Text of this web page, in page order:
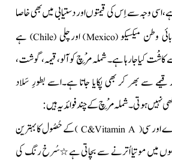
وجہ سے اِس کی قیمتوں اور دستیابی میں بھی خاصا
وطن میکسیکو(
Mexico
)اورچلی(
Chile
) ہے
کیا جارہا ہے۔ شملہ مِرْچ کو آلو، قیمہ، گوشت،
سے بھر کر بھی پکایا جاتا ہے۔اسے بطورِ سَلاد
نہیں ہوتی۔شملہ مِرْچ کے چند فوائد یہ ہیں:
اور سی(
Vitamin A
&
C
)کے حُصُولکا بہترین
میں موتیا اُترنے سے بچاتی ہے٭سُرخ رنگ کی